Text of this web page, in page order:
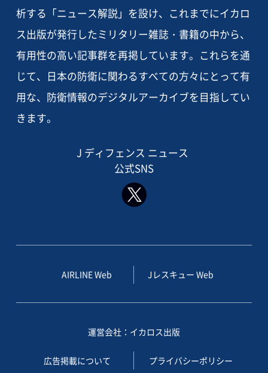
析する「ニュース解説」を設け、これまでにイカロ
ス出版が発行したミリタリー雑誌・書籍の中から、
有用性の高い記事群を再掲しています。これらを通
じて、日本の防衛に関わるすべての方々にとって有
用な、防衛情報のデジタルアーカイブを目指してい
きます。
J ディフェンス ニュース
公式SNS
AIRLINE Web Jレスキュー Web
運営会社：イカロス出版
広告掲載について プライバシーポリシー